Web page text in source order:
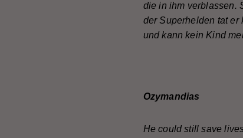
die in ihm verblassen.
der Superhelden tat er
und kann kein Kind
Ozymandias
He could still save